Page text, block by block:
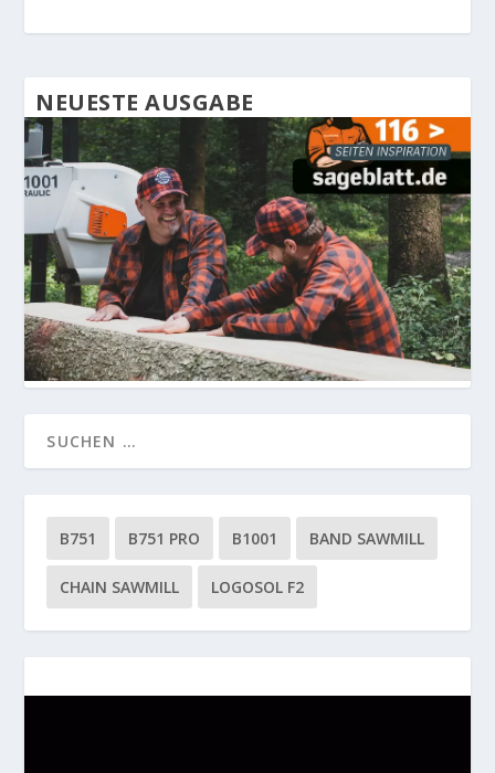
NEUESTE AUSGABE
B751 B751 PRO B1001 BAND SAWMILL
CHAIN SAWMILL LOGOSOL F2